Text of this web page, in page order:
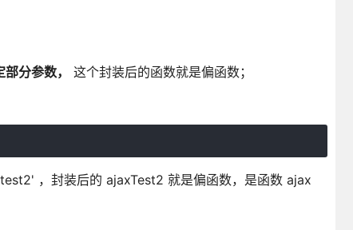
分参数，
这个封装后的函数就是偏函数；
，封装后的 ajaxTest2 就是偏函数，是函数 ajax